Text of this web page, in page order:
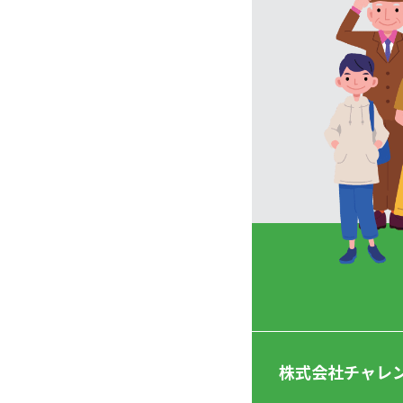
株式会社チャレ